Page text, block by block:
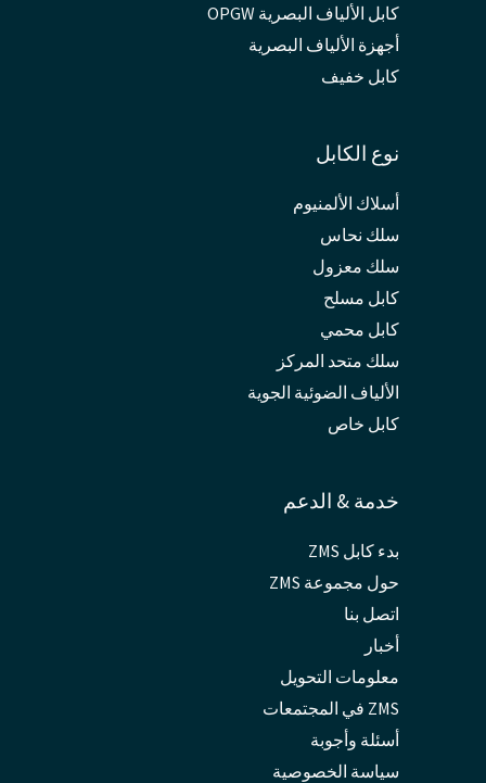
كابل الألياف البصرية OPGW
أجهزة الألياف البصرية
كابل خفيف
نوع الكابل
أسلاك الألمنيوم
سلك نحاس
سلك معزول
كابل مسلح
كابل محمي
سلك متحد المركز
الألياف الضوئية الجوية
كابل خاص
خدمة & الدعم
بدء كابل ZMS
حول مجموعة ZMS
اتصل بنا
أخبار
معلومات التحويل
ZMS في المجتمعات
أسئلة وأجوبة
سياسة الخصوصية